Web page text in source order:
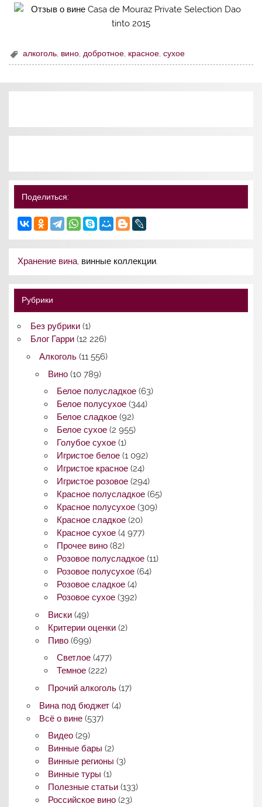
алкоголь вино добротное красное ,сухое
Поделиться:
Хранение вина, винные коллекции.
Рубрики
Без рубрики(1)
Блог Гарри(12 226)
Алкоголь(11 556)
Вино(10 789)
Белое полусладкое (63)
Белое полусухое (344)
Белое сладкое (92)
Белое сухое (2 955)
Голубое сухое (1)
Игристое белое (1 092)
Игристое красное (24)
Игристое розовое (294)
Красное полусладкое (65)
Красное полусухое (309)
Красное сладкое (20)
Красное сухое (4 977)
Прочее вино (82)
Розовое полусладкое (11)
Розовое полусухое (64)
Розовое сладкое (4)
Розовое сухое (392)
Виски(49)
Критерии оценки(2)
Пиво(699)
Светлое (477)
Темное (222)
Прочий алкоголь(17)
Вина под бюджет(4)
Всё о вине(537)
Видео(29)
Винные бары (2)
Винные регионы (3)
Винные туры (1)
Полезные статьи(133)
Российское вино(23)